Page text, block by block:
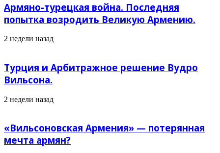
Армяно-турецкая война. Последняя
попытка возродить Великую Армению.
2 недели назад
Турция и Арбитражное решение Вудро
Вильсона.
2 недели назад
«Вильсоновская Армения» — потерянная
мечта армян?